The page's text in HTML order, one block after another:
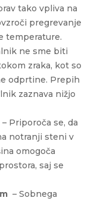
tako vpliva na
pregrevanje
temperature.
ne sme biti
zraka, kot so
odprtine. Prepih
zaznava nižjo
– Priporoča se, da
notranji steni v
omogoča
saj se
– Sobnega